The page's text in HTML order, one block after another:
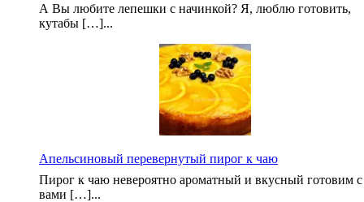
А Вы любите лепешки с начинкой? Я, люблю готовить,
кутабы […]...
Апельсиновый перевернутый пирог к чаю
Пирог к чаю невероятно ароматный и вкусный готовим с
вами […]...